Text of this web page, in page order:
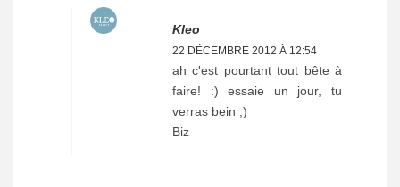
Kleo
22 DÉCEMBRE 2012 À 12:54
ah c'est pourtant tout bête à
faire! :) essaie un jour, tu
verras bein ;)
Biz